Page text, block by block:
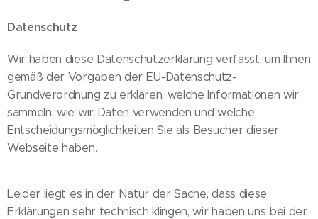
Datenschutz
Wir haben diese Datenschutzerklärung verfasst, um Ihnen
gemäß der Vorgaben der EU-Datenschutz-
Grundverordnung zu erklären, welche Informationen wir
sammeln, wie wir Daten verwenden und welche
Entscheidungsmöglichkeiten Sie als Besucher dieser
Webseite haben.
Leider liegt es in der Natur der Sache, dass diese
Erklärungen sehr technisch klingen, wir haben uns bei der